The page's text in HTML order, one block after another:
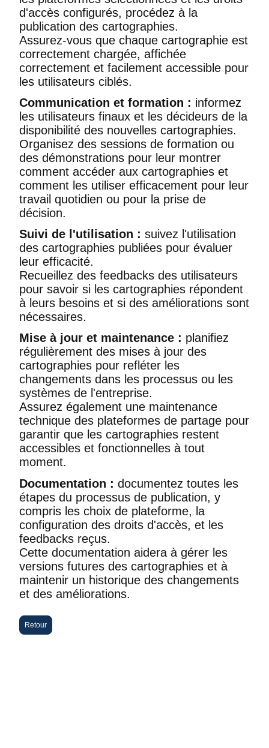
d'accès configurés, procédez à la
publication des cartographies.
Assurez-vous que chaque cartographie est
correctement chargée, affichée
correctement et facilement accessible pour
les utilisateurs ciblés.
Communication et formation : informez
les utilisateurs finaux et les décideurs de la
disponibilité des nouvelles cartographies.
Organisez des sessions de formation ou
des démonstrations pour leur montrer
comment accéder aux cartographies et
comment les utiliser efficacement pour leur
travail quotidien ou pour la prise de
décision.
Suivi de l'utilisation : suivez l'utilisation
des cartographies publiées pour évaluer
leur efficacité.
Recueillez des feedbacks des utilisateurs
pour savoir si les cartographies répondent
à leurs besoins et si des améliorations sont
nécessaires.
Mise à jour et maintenance : planifiez
régulièrement des mises à jour des
cartographies pour refléter les
changements dans les processus ou les
systèmes de l'entreprise.
Assurez également une maintenance
technique des plateformes de partage pour
garantir que les cartographies restent
accessibles et fonctionnelles à tout
moment.
Documentation : documentez toutes les
étapes du processus de publication, y
compris les choix de plateforme, la
configuration des droits d'accès, et les
feedbacks reçus.
Cette documentation aidera à gérer les
versions futures des cartographies et à
maintenir un historique des changements
et des améliorations.
Retour